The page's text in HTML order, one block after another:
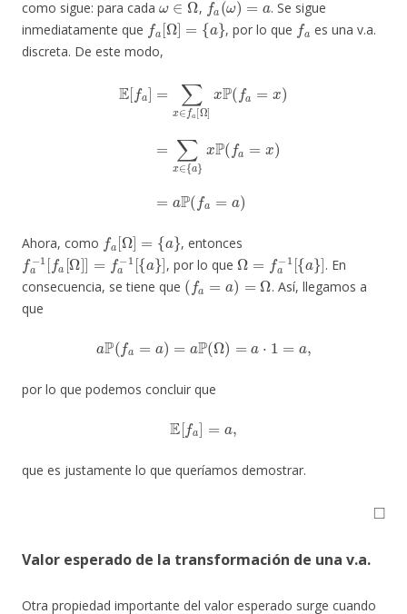
como sigue: para cada ,
. Se sigue
inmediatamente que
fa[Ω] ={a}
, por lo que
fa
es una v.a.
discreta. De este modo,
Ω] x P x)=∑ ∈{ a fa
Ahora, como
a [Ω a
, entonces
fa−1[ a[Ω]] =fa−1[ a}]
, por lo que
Ω − 1 [{a }]
. En
consecuencia, se tiene que
(f a= a)=Ω
. Así, llegamos a
que
a a= aP(Ω) ⋅1 =a
por lo que podemos concluir que
E[f a a,
que es justamente lo que queríamos demostrar.
◻
Valor esperado de la transformación de una v.a.
Otra propiedad importante del valor esperado surge cuando